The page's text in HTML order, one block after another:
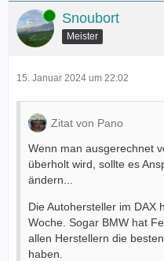
Online Snoubort
Meister
15. Januar 2024 um 22:02
Zitat von Pano
Wenn man ausgerechnet
überholt wird, sollte es
ändern...
Die Autohersteller im DAX
Woche. Sogar BMW hat
allen Herstellern die
haben.